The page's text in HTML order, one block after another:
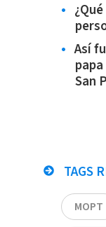
Así
San
TAGS
MOPT